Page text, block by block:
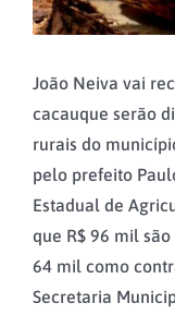
João Neiva vai
cacauque serão
rurais do
pelo prefeito
Estadual de
que R$ 96 mil
64 mil como
Secretaria